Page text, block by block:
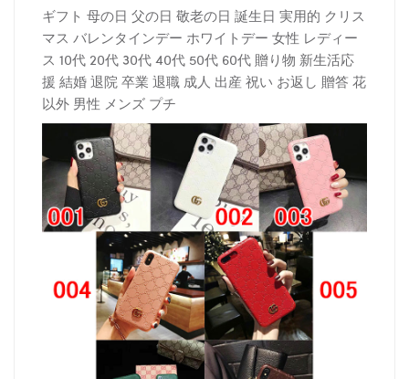
ギフト 母の日 父の日 敬老の日 誕生日 実用的 クリス
マス バレンタインデー ホワイトデー 女性 レディー
ス 10代 20代 30代 40代 50代 60代 贈り物 新生活応
援 結婚 退院 卒業 退職 成人 出産 祝い お返し 贈答 花
以外 男性 メンズ プチ